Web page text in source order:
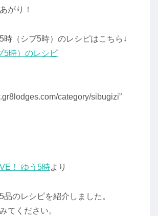
がり！
時（シブ5時）のレシピはこちら↓
5時）のレシピ
category/sibugizi”
！ ゆう5時より
のレシピを紹介しました。
てください。